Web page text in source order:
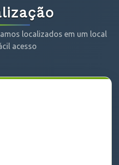
localizados em um local
acesso